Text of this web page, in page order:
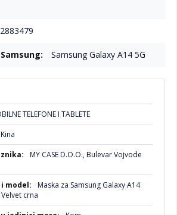
Samsung Galaxy A14 5G
TELEFONE I TABLETE
Kina
MY CASE D.O.O., Bulevar Vojvode
Maska za Samsung Galaxy A14
crna